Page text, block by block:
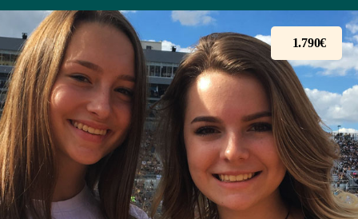
Länder
Programme
Infos
&
Erfahrungen
1.790€